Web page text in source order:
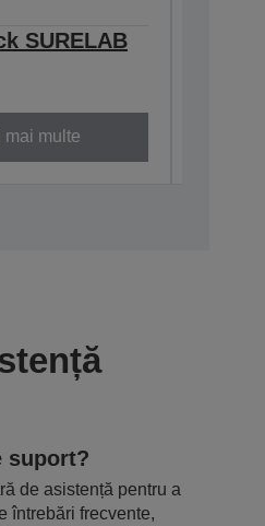
SURELAB
mai multe
suport?
de asistență pentru a
întrebări frecvente,